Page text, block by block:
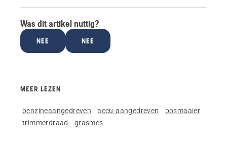
Was dit artikel nuttig?
NEE NEE
MEER LEZEN
benzineaangedreven accu-aangedreven
bosmaaier
trimmerdraad
grasmes